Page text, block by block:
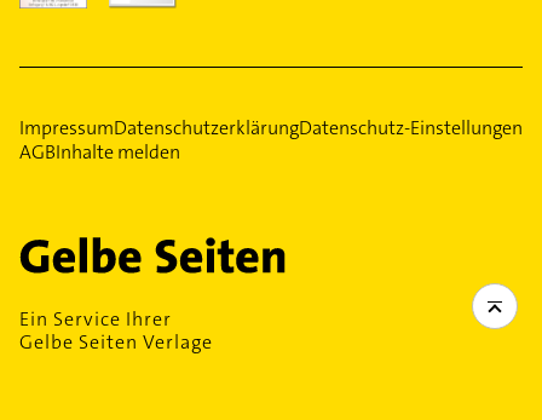
ImpressumDatenschutzerklärungDatenschutz-Einstellungen
AGBInhalte melden
Ein Service Ihrer
Gelbe Seiten Verlage